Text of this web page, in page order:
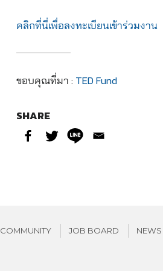
คลิกที่นี่เพื่อลงทะเบียนเข้าร่วมงาน
ขอบคุณที่มา :TED Fund
SHARE
COMMUNITY JOB BOARD NEWS